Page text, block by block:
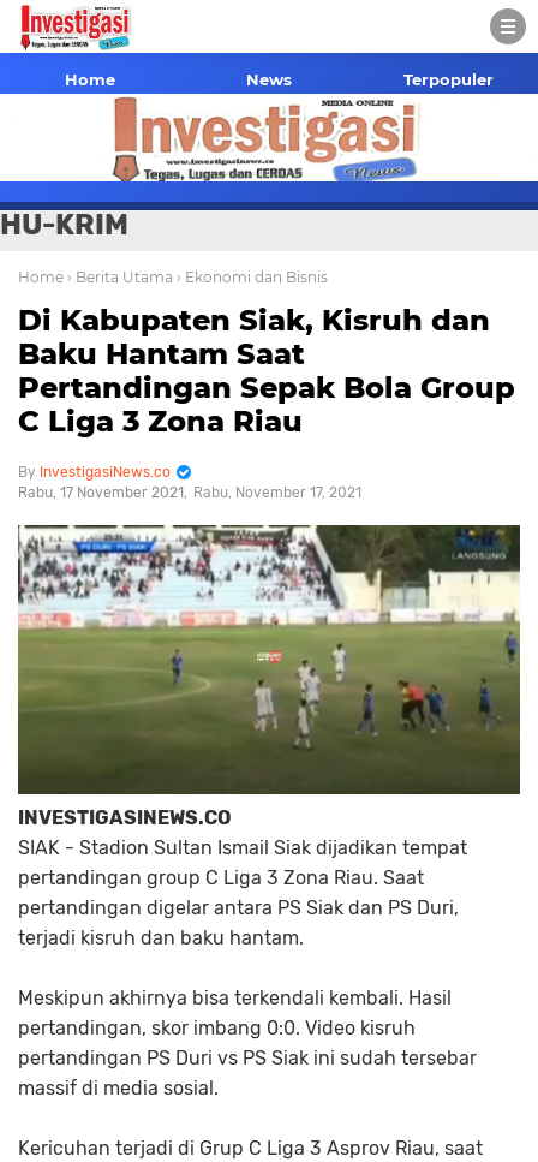
Home News Terpopuler
HU-KRIM
Home › Berita Utama › Ekonomi dan Bisnis
Di Kabupaten Siak, Kisruh dan
Baku Hantam Saat
Pertandingan Sepak Bola Group
C Liga 3 Zona Riau
InvestigasiNews.co
Rabu, 17 November 2021
Rabu, November 17, 2021
INVESTIGASINEWS.CO
SIAK - Stadion Sultan Ismail Siak dijadikan tempat
pertandingan group C Liga 3 Zona Riau. Saat
pertandingan digelar antara PS Siak dan PS Duri,
terjadi kisruh dan baku hantam.
Meskipun akhirnya bisa terkendali kembali. Hasil
pertandingan, skor imbang 0:0. Video kisruh
pertandingan PS Duri vs PS Siak ini sudah tersebar
massif di media sosial.
Kericuhan terjadi di Grup C Liga 3 Asprov Riau, saat